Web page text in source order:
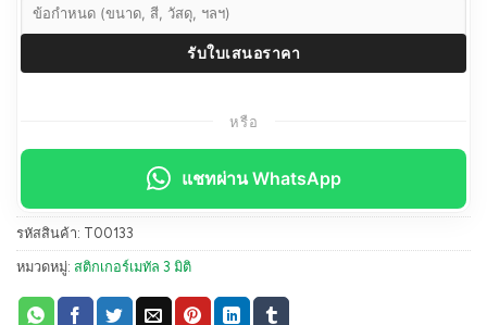
หรือ
แชทผ่าน WhatsApp
รหัสสินค้า: T00133
หมวดหมู่: สติกเกอร์เมทัล 3 มิติ